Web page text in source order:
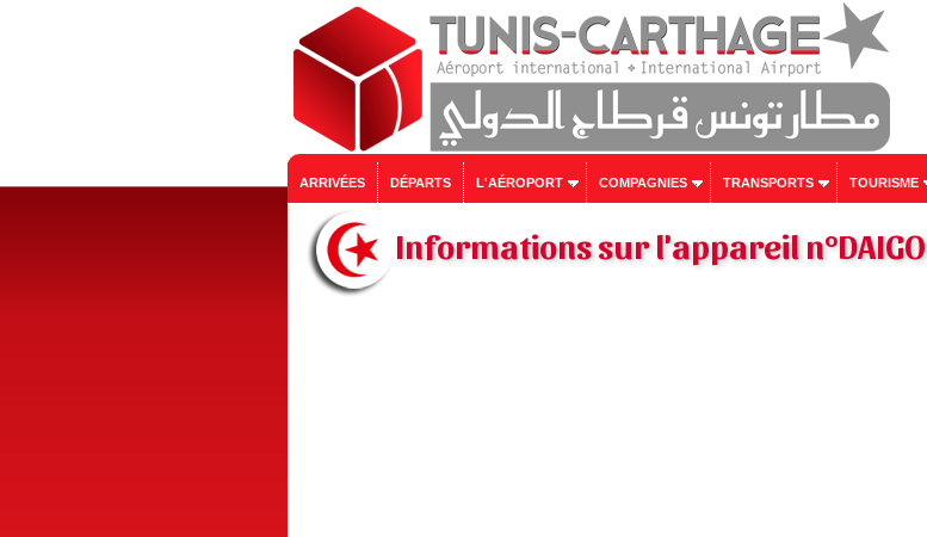
ARRIVÉES DÉPARTS L'AÉROPORT COMPAGNIES TRANSPORTS TOURISME
Informations sur l'appareil n°DAIGO